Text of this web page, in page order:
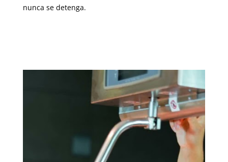
nunca se detenga.